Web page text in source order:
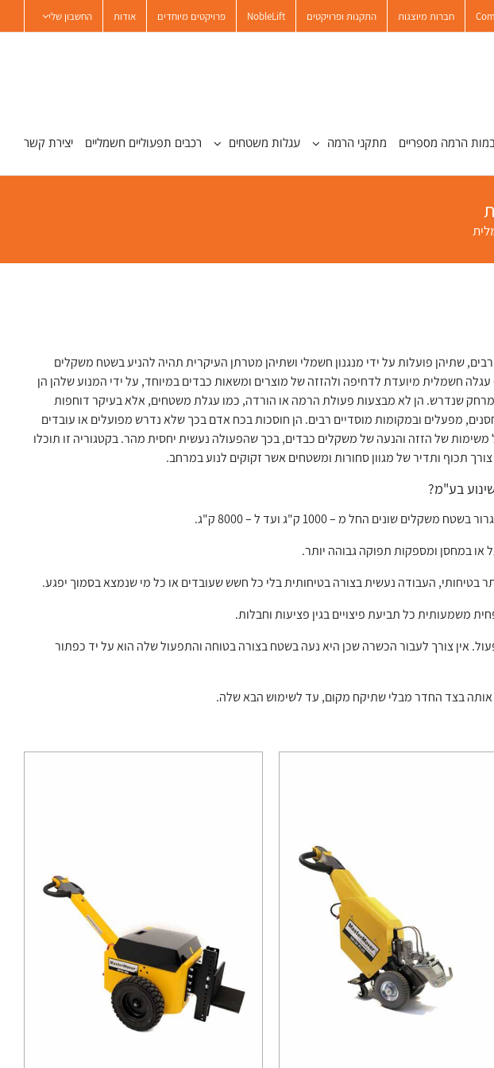
חברות מיוצגות התקנות ופרויקטים NobleLift פרויקטים מיוחדים אודות החשבון שלי
הרמה מספריים מתקני הרמה עגלות משטחים רכבים תפעוליים חשמליים יצירת קשר
שתיהן פועלות על ידי מנגנון חשמלי ושתיהן מטרתן העיקרית תהיה להניע בשטח משקלים
עגלה חשמלית מיועדת לדחיפה ולהזזה של מוצרים ומשאות כבדים במיוחד, על ידי המנוע שלהן הן
שנדרש. הן לא מבצעות פעולת הרמה או הורדה, כמו עגלת משטחים, אלא בעיקר דוחפות
מפעלים ובמקומות מוסדיים רבים. הן חוסכות בכח אדם בכך שלא נדרש מפועלים או עובדים
של הזזה והנעה של משקלים כבדים, בכך שהפעולה נעשית יחסית מהר. בקטגוריה זו תוכלו
תכוף ותדיר של מגוון סחורות ומשטחים אשר זקוקים לנוע במרחב.
בע"מ?
שונים החל מ – 1000 ק"ג ועד ל – 8000 ק"ג.
או במחסן ומספקות תפוקה גבוהה יותר.
העבודה נעשית בצורה בטיחותית בלי כל חשש שעובדים או כל מי שנמצא בסמוך יפגע.
משמעותית כל תביעת פיצויים בגין פציעות וחבלות.
אין צורך לעבור הכשרה שכן היא נעה בשטח בצורה בטוחה והתפעול שלה הוא על יד כפתור
אותה בצד החדר מבלי שתיקח מקום, עד לשימוש הבא שלה.